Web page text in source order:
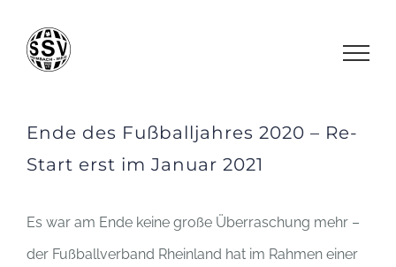
Inhalt
Ende des Fußballjahres 2020 – Re-
Start erst im Januar 2021
Es war am Ende keine große Überraschung mehr –
der Fußballverband Rheinland hat im Rahmen einer